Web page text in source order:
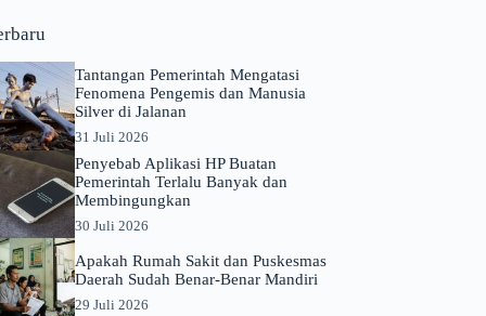
Tantangan Pemerintah Mengatasi
Fenomena Pengemis dan Manusia
Silver di Jalanan
31 Juli 2026
Penyebab Aplikasi HP Buatan
Pemerintah Terlalu Banyak dan
Membingungkan
30 Juli 2026
Apakah Rumah Sakit dan Puskesmas
Daerah Sudah Benar-Benar Mandiri
29 Juli 2026